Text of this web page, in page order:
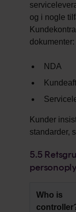
og i nogle
dokumenter:
NDA
Kunder
standarder,
5.5
Who is